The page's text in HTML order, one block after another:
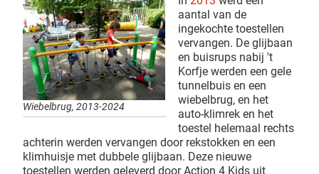
Wiebelbrug, 2013-2024
aantal van de
ingekochte toestellen
vervangen. De glijbaan
en buisrups nabij 't
Korfje werden een gele
tunnelbuis en een
wiebelbrug, en het
auto-klimrek en het
toestel helemaal rechts
achterin werden vervangen door rekstokken en een
klimhuisje met dubbele glijbaan. Deze nieuwe
toestellen werden geleverd door Action 4 Kids uit